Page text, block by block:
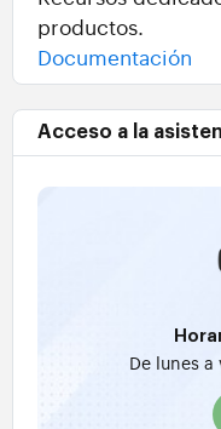
productos.
Documentación
Acceso a la
De lunes